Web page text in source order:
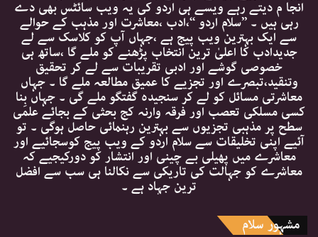
انجا م دیتے رہے ویسے ہی اردو کی یہ ویب سائٹس بھی دے
رہی ہیں ۔ ’’سلام اردو ‘‘،ادب ،معاشرت اور مذہب کے حوالے
سے ایک بہترین ویب پیج ہے ،جہاں آپ کو کلاسک سے لے
جدیدادب کا اعلیٰ ترین انتخاب پڑھنے کو ملے گا ،ساتھ ہی
خصوصی گوشے اور ادبی تقریبات سے لے کر تحقیق
وتنقید،تبصرے اور تجزیے کا عمیق مطالعہ ملے گا ۔ جہاں
معاشرتی مسائل کو لے کر سنجیدہ گفتگو ملے گی ۔ جہاں بِنا
کسی مسلکی تعصب اور فرقہ وارنہ کج بحثی کے بجائے علمی
سطح پر مذہبی تجزیوں سے بہترین رہنمائی حاصل ہوگی ۔ تو
آئیے اپنی تخلیقات سے سلام اردو کے ویب پیج کوسجائیے اور
معاشرے میں پھیلی بے چینی اور انتشار کو دورکیجیے کہ
معاشرے کو جہالت کی تاریکی سے نکالنا ہی سب سے افضل
ترین جہاد ہے ۔
مشہور سلام